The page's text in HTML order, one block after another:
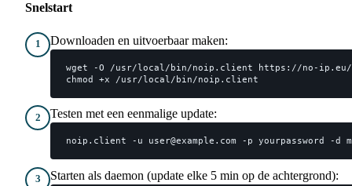
Snelstart
1 Downloaden en uitvoerbaar maken:
wget -O /usr/local/bin/noip.client https://no-ip.eu/
chmod +x /usr/local/bin/noip.client
2 Testen met een eenmalige update:
noip.client -u user@example.com -p yourpassword -d
3 Starten als daemon (update elke 5 min op de achtergrond):